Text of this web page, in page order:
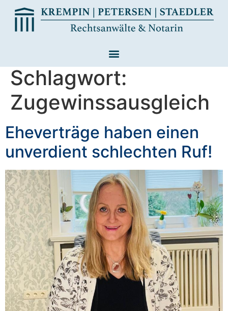
Schlagwort:
Zugewinssausgleich
Eheverträge haben einen
unverdient schlechten Ruf!